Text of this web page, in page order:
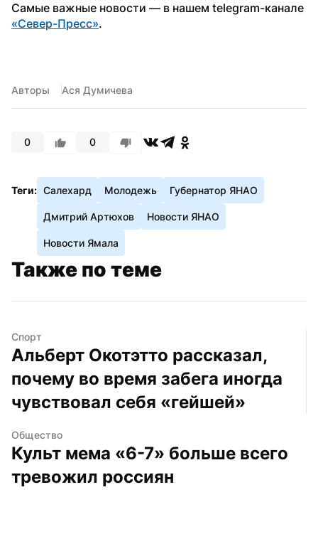
«Север-Пресс».
Авторы Ася Думичева
0 0
Теги: Салехард Молодежь Губернатор ЯНАО
Дмитрий Артюхов Новости ЯНАО
Новости Ямала
Также по теме
Спорт
Альберт Окотэтто рассказал,
почему во время забега иногда
чувствовал себя «гейшей»
Общество
Культ мема «6-7» больше всего
тревожил россиян